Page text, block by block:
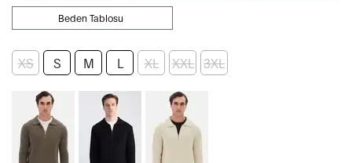
Beden Tablosu
XS S M L XL XXL 3XL